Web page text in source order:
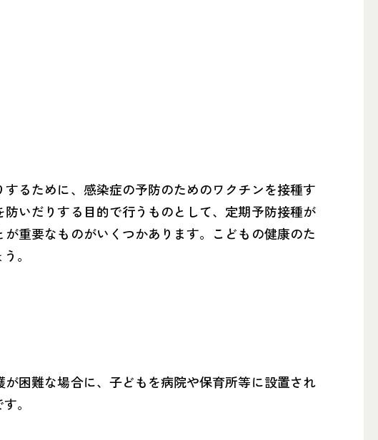
るために、感染症の予防のためのワクチンを接種す
いだりする目的で行うものとして、定期予防接種が
重要なものがいくつかあります。こどもの健康のた
。
困難な場合に、子どもを病院や保育所等に設置され
。